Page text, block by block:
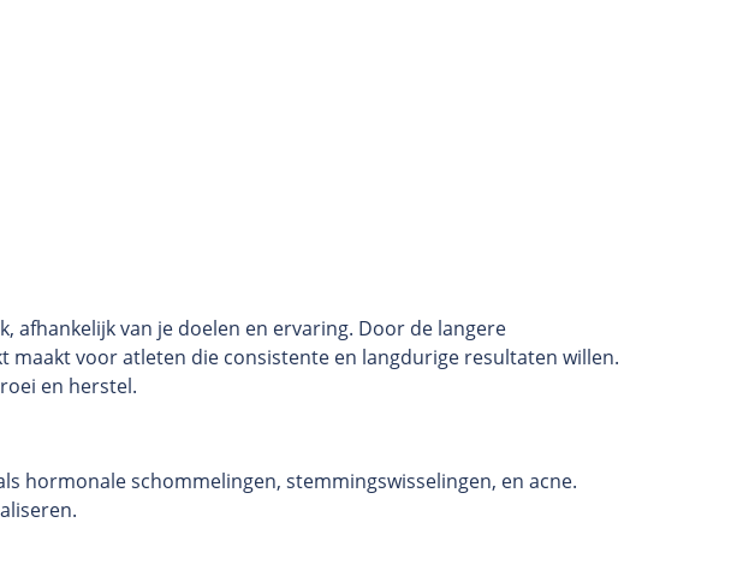
afhankelijk van je doelen en ervaring. Door de langere
voor atleten die consistente en langdurige resultaten willen.
en herstel.
hormonale schommelingen, stemmingswisselingen, en acne.